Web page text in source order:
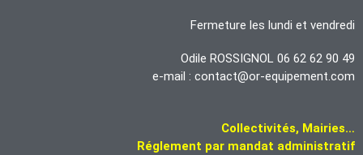
Fermeture les lundi et vendredi
Odile ROSSIGNOL 06 62 62 90 49
e-mail : contact@or-equipement.com
Collectivités, Mairies…
Réglement par mandat administratif